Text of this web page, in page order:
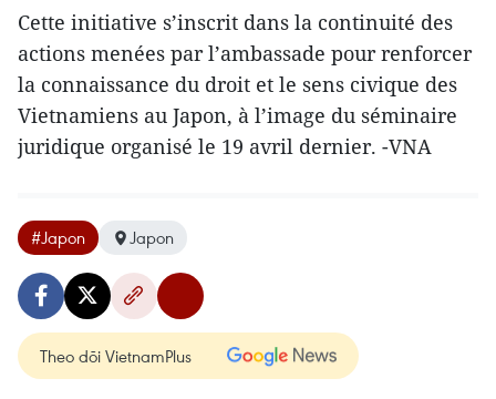
Cette initiative s’inscrit dans la continuité des
actions menées par l’ambassade pour renforcer
la connaissance du droit et le sens civique des
Vietnamiens au Japon, à l’image du séminaire
juridique organisé le 19 avril dernier. -VNA
#Japon Japon
Theo dõi VietnamPlus